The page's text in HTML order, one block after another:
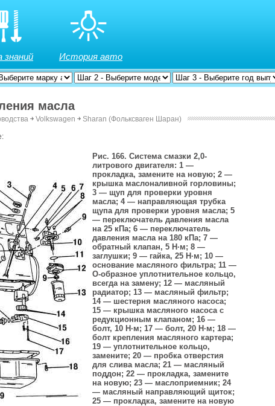
знаний История авто
масла
￫ Volkswagen ￫ Sharan (Фольксваген Шаран)
Рис. 166. Система смазки 2,0-
литрового двигателя: 1 —
прокладка, замените на новую; 2 —
крышка маслоналивной горловины;
3 — щуп для проверки уровня
масла; 4 — направляющая трубка
щупа для проверки уровня масла; 5
— переключатель давления масла
на 25 кПа; 6 — переключатель
давления масла на 180 кПа; 7 —
обратный клапан, 5 Н·м; 8 —
заглушки; 9 — гайка, 25 Н·м; 10 —
основание масляного фильтра; 11 —
O-образное уплотнительное кольцо,
всегда на замену; 12 — масляный
радиатор; 13 — масляный фильтр;
14 — шестерня масляного насоса;
15 — крышка масляного насоса с
редукционным клапаном; 16 —
болт, 10 Н·м; 17 — болт, 20 Н·м; 18 —
болт крепления масляного картера;
19 — уплотнительное кольцо,
замените; 20 — пробка отверстия
для слива масла; 21 — масляный
поддон; 22 — прокладка, замените
на новую; 23 — маслоприемник; 24
— масляный направляющий щиток;
25 — прокладка, замените на новую